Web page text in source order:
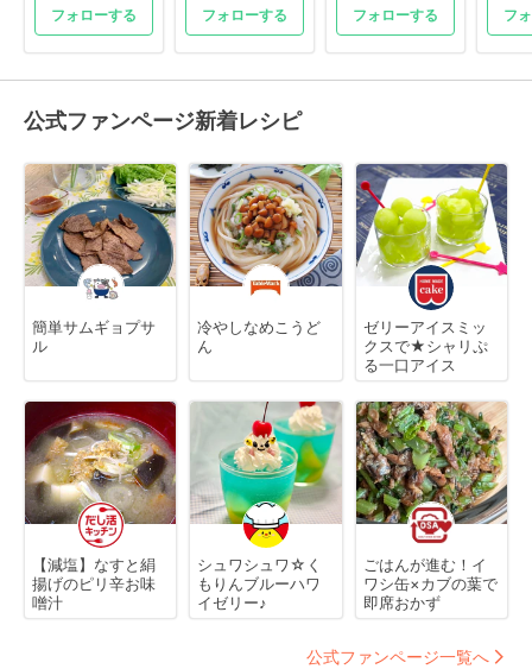
フォローする フォローする フォローする フ
公式ファンページ新着レシピ
簡単サムギョプサ
ル
冷やしなめこうど
ん
ゼリーアイスミッ
クスで★シャリぷ
る一口アイス
【減塩】なすと絹
揚げのピリ辛お味
噌汁
シュワシュワ☆く
もりんブルーハワ
イゼリー♪
ごはんが進む！イ
ワシ缶×カブの葉で
即席おかず
公式ファンページ一覧へ